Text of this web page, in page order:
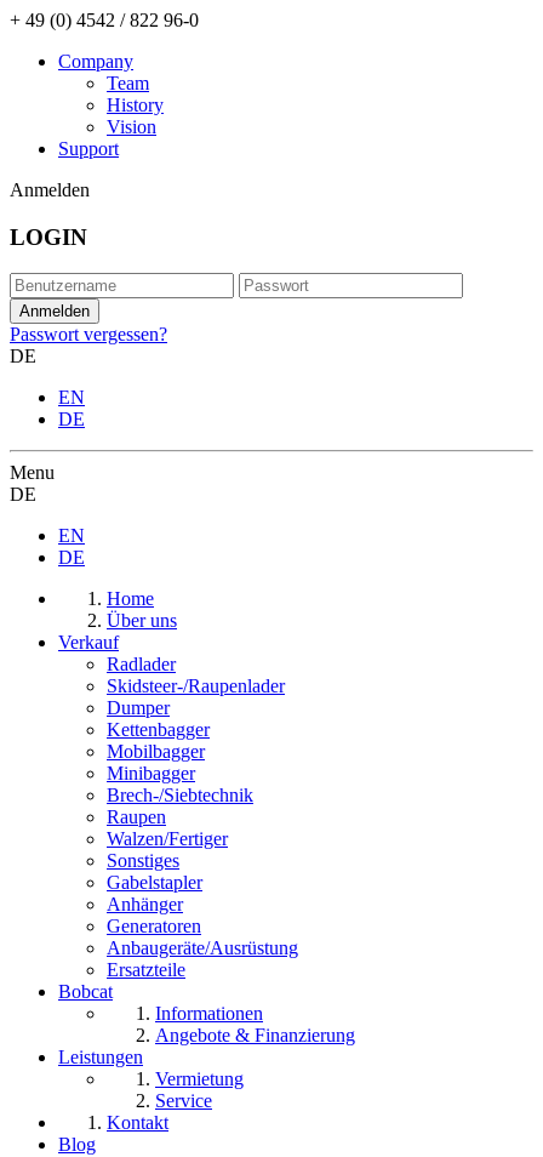
+ 49 (0) 4542 / 822 96-0
Company
Team
History
Vision
Support
Anmelden
LOGIN
Passwort vergessen?
DE
EN
DE
Menu
DE
EN
DE
Home
Über uns
Verkauf
Radlader
Skidsteer-/Raupenlader
Dumper
Kettenbagger
Mobilbagger
Minibagger
Brech-/Siebtechnik
Raupen
Walzen/Fertiger
Sonstiges
Gabelstapler
Anhänger
Generatoren
Anbaugeräte/Ausrüstung
Ersatzteile
Bobcat
Informationen
Angebote & Finanzierung
Leistungen
Vermietung
Service
Kontakt
Blog